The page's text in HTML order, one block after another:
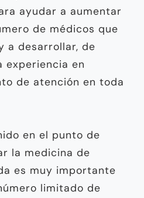
ayudar a aumentar
de médicos que
a desarrollar, de
experiencia en
de atención en toda
en el punto de
la medicina de
es muy importante
limitado de